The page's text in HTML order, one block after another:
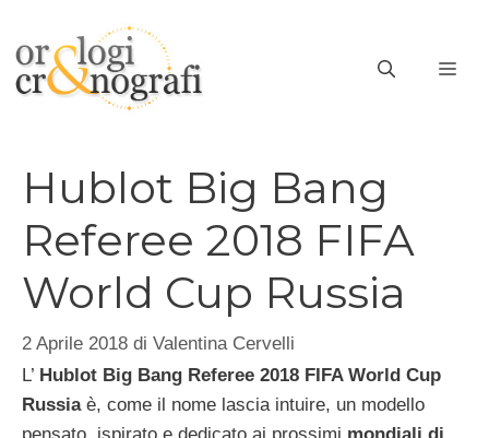
contenuto
Hublot Big Bang
Referee 2018 FIFA
World Cup Russia
2 Aprile 2018 di Valentina Cervelli
L’ Hublot Big Bang Referee 2018 FIFA World Cup
Russiaè, come il nome lascia intuire, un modello